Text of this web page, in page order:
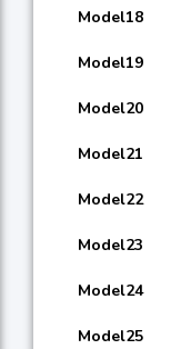
Model18
Model19
Model20
Model21
Model22
Model23
Model24
Model25